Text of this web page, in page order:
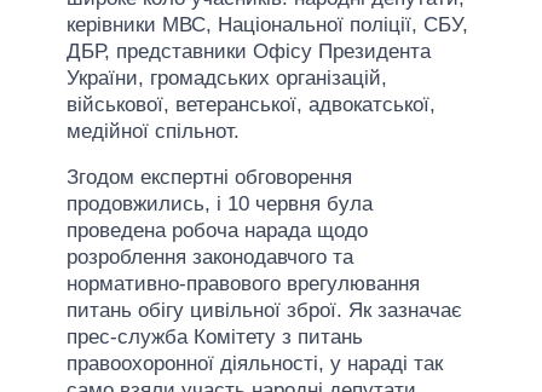
керівники МВС, Національної поліції, СБУ,
ДБР, представники Офісу Президента
України, громадських організацій,
військової, ветеранської, адвокатської,
медійної спільнот.
Згодом експертні обговорення
продовжились, і 10 червня була
проведена робоча нарада щодо
розроблення законодавчого та
нормативно-правового врегулювання
питань обігу цивільної зброї. Як зазначає
прес-служба Комітету з питань
правоохоронної діяльності, у нараді так